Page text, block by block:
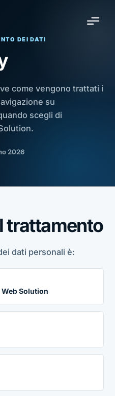
DEI DATI
come vengono trattati i
su
scegli di
2026
trattamento
dati personali è:
Solution